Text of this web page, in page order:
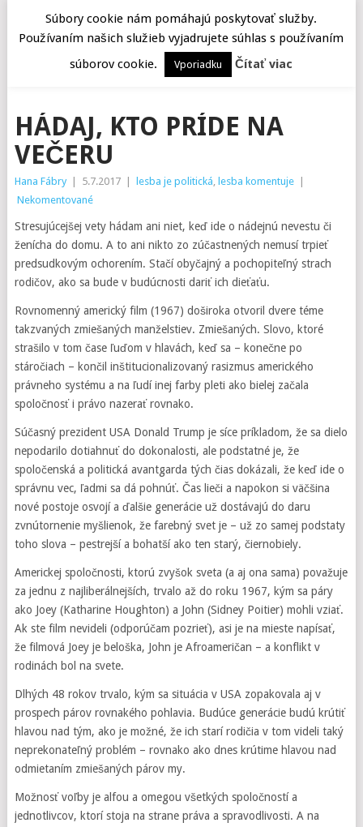
HÁDAJ, KTO PRÍDE NA
VEČERU
Hana Fábry 5.7.2017 lesba je politická, lesba komentuje
Nekomentované
Stresujúcejšej vety hádam ani niet, keď ide o nádejnú nevestu či
ženícha do domu. A to ani nikto zo zúčastnených nemusí trpieť
predsudkovým ochorením. Stačí obyčajný a pochopiteľný strach
rodičov, ako sa bude v budúcnosti dariť ich dieťaťu.
Rovnomenný americký film (1967) doširoka otvoril dvere téme
takzvaných zmiešaných manželstiev. Zmiešaných. Slovo, ktoré
strašilo v tom čase ľuďom v hlavách, keď sa – konečne po
stáročiach – končil inštitucionalizovaný rasizmus amerického
právneho systému a na ľudí inej farby pleti ako bielej začala
spoločnosť i právo nazerať rovnako.
Súčasný prezident USA Donald Trump je síce príkladom, že sa dielo
nepodarilo dotiahnuť do dokonalosti, ale podstatné je, že
spoločenská a politická avantgarda tých čias dokázali, že keď ide o
správnu vec, ľadmi sa dá pohnúť. Čas lieči a napokon si väčšina
nové postoje osvojí a ďalšie generácie už dostávajú do daru
zvnútornenie myšlienok, že farebný svet je – už zo samej podstaty
toho slova – pestrejší a bohatší ako ten starý, čiernobiely.
Americkej spoločnosti, ktorú zvyšok sveta (a aj ona sama) považuje
za jednu z najliberálnejších, trvalo až do roku 1967, kým sa páry
ako Joey (Katharine Houghton) a John (Sidney Poitier) mohli vziať.
Ak ste film nevideli (odporúčam pozrieť), asi je na mieste napísať,
že filmová Joey je beloška, John je Afroameričan – a konflikt v
rodinách bol na svete.
Dlhých 48 rokov trvalo, kým sa situácia v USA zopakovala aj v
prospech párov rovnakého pohlavia. Budúce generácie budú krútiť
hlavou nad tým, ako je možné, že ich starí rodičia v tom videli taký
neprekonateľný problém – rovnako ako dnes krútime hlavou nad
odmietaním zmiešaných párov my.
Možnosť voľby je alfou a omegou všetkých spoločností a
jednotlivcov, ktorí stoja na strane práva a spravodlivosti. A na
Súbory cookie nám pomáhajú poskytovať služby.
Používaním našich služieb vyjadrujete súhlas s používaním
súborov cookie.
Vporiadku Čítať viac